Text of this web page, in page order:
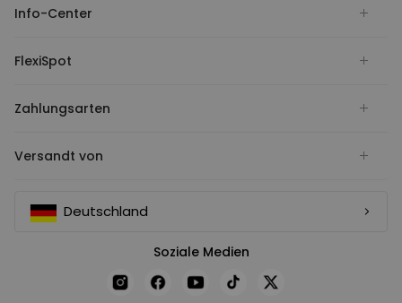
Info-Center
FlexiSpot
Zahlungsarten
Versandt von
Deutschland
Soziale Medien